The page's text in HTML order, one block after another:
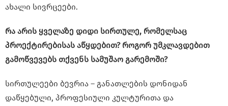
ახალი სივრცეები.
რა არის ყველაზე დიდი სირთულე, რომელსაც
პროექტირებისას აწყდებით? როგორ უმკლავდებით
გამოწვევებს თქვენს სამუშაო გარემოში?
სირთულეები ბევრია – განათლების დონიდან
დაწყებული, პროფესიული კულტურითა და